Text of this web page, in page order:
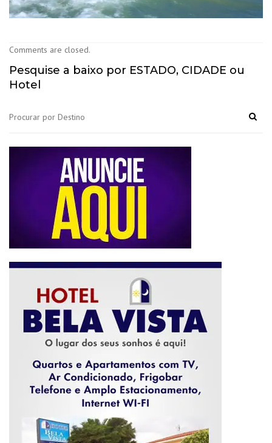
Comments are closed.
Pesquise a baixo por ESTADO, CIDADE ou
Hotel